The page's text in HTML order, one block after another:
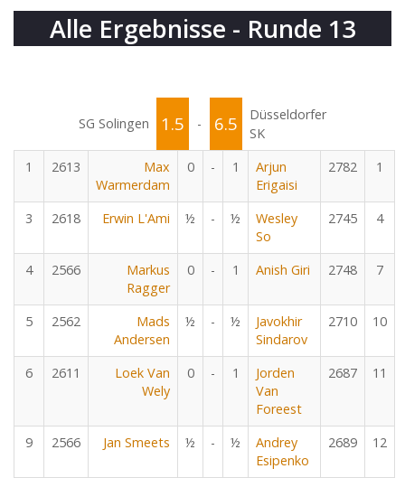
Alle Ergebnisse - Runde 13
SG Solingen 1.5 - 6.5
Düsseldorfer
SK
1
2613
Max
Warmerdam
0 - 1
Arjun
Erigaisi
2782 1
3 2618 Erwin L'Ami ½ - ½
Wesley
So
2745 4
4 2566
Markus
Ragger
0 - 1 Anish Giri 2748 7
5 2562
Mads
Andersen
½ - ½
Javokhir
Sindarov
2710 10
6 2611
Loek Van
Wely
0 - 1
Jorden
Van
Foreest
2687 11
9 2566 Jan Smeets ½ - ½
Andrey
Esipenko
2689 12